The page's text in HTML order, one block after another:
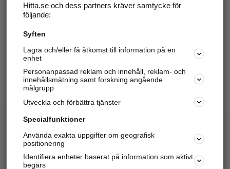
Hitta.se - Gratis nummerupplysning.
Sök företag, personer och platser.
Hitta telefonnummer, adresser, företagsinfo mm.
Marknadsför företaget
Kom igång och annonsera mot
samarbetspartners nära dig.
Hitta.se och dess partners kräver samtycke för
följande:
Syften
Lagra och/eller få åtkomst till information på en
enhet
Personanpassad reklam och innehåll, reklam- och
innehållsmätning samt forskning angående
målgrupp
Utveckla och förbättra tjänster
Specialfunktioner
Använda exakta uppgifter om geografisk
positionering
Identifiera enheter baserat på information som aktivt
begärs